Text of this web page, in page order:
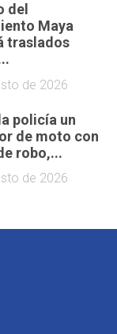
del
Maya
traslados
de 2026
policía un
de moto con
robo,...
de 2026